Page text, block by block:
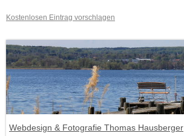
Kostenlosen Eintrag vorschlagen
Webdesign & Fotografie Thomas Hausberger